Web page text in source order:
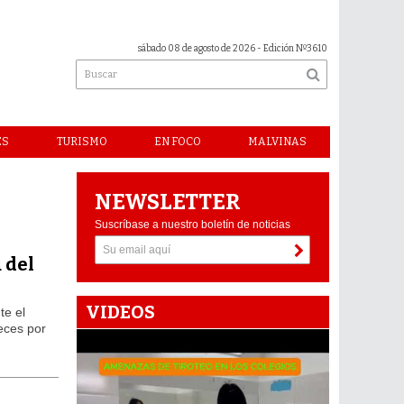
sábado 08 de agosto de 2026 - Edición Nº3610
TURISMO EN FOCO MALVINAS
del
el
por
NEWSLETTER
Suscríbase a nuestro boletín de noticias
VIDEOS